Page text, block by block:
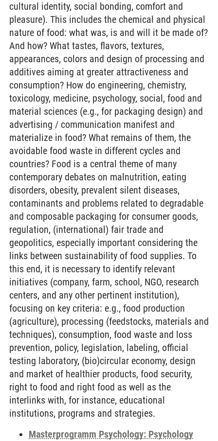
cultural identity, social bonding, comfort and
pleasure). This includes the chemical and physical
nature of food: what was, is and will it be made of?
And how? What tastes, flavors, textures,
appearances, colors and design of processing and
additives aiming at greater attractiveness and
consumption? How do engineering, chemistry,
toxicology, medicine, psychology, social, food and
material sciences (e.g., for packaging design) and
advertising / communication manifest and
materialize in food? What remains of them, the
avoidable food waste in different cycles and
countries? Food is a central theme of many
contemporary debates on malnutrition, eating
disorders, obesity, prevalent silent diseases,
contaminants and problems related to degradable
and composable packaging for consumer goods,
regulation, (international) fair trade and
geopolitics, especially important considering the
links between sustainability of food supplies. To
this end, it is necessary to identify relevant
initiatives (company, farm, school, NGO, research
centers, and any other pertinent institution),
focusing on key criteria: e.g., food production
(agriculture), processing (feedstocks, materials and
techniques), consumption, food waste and loss
prevention, policy, legislation, labeling, official
testing laboratory, (bio)circular economy, design
and market of healthier products, food security,
right to food and right food as well as the
interlinks with, for instance, educational
institutions, programs and strategies.
Masterprogramm Psychology: Psychology